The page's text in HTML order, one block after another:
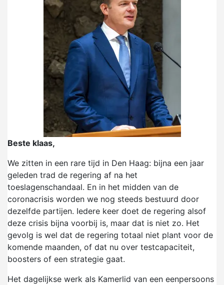
Beste klaas,
We zitten in een rare tijd in Den Haag: bijna een jaar
geleden trad de regering af na het
toeslagenschandaal. En in het midden van de
coronacrisis worden we nog steeds bestuurd door
dezelfde partijen. Iedere keer doet de regering alsof
deze crisis bijna voorbij is, maar dat is niet zo. Het
gevolg is wel dat de regering totaal niet plant voor de
komende maanden, of dat nu over testcapaciteit,
boosters of een strategie gaat.
Het dagelijkse werk als Kamerlid van een eenpersoons